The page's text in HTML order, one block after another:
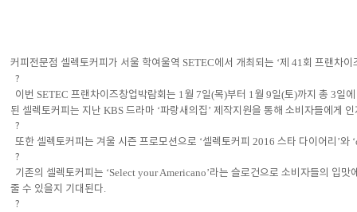
커피전문점 셀렉토커피가 서울 학여울역 SETEC에서 개최되는 ‘제 41 회 프랜차
?
이번 SETEC 프랜차이즈창업박람회는 1 월 7일(목)부터 1 월 9일(토)까지 총 3일
된 셀렉토커피는 지난 KBS 드라마 ‘파랑새의집 ’ 제작지원을 통해 소비자들에게
?
또한 셀렉토커피는 겨울 시즌 프로모션으로 ‘셀렉토커피 2016 스타 다이어리 ’와
?
기존의 셀렉토커피는 ‘Select your Americano’라는 슬로건으로 소비자들의 입맛
줄 수 있을지 기대된다
?